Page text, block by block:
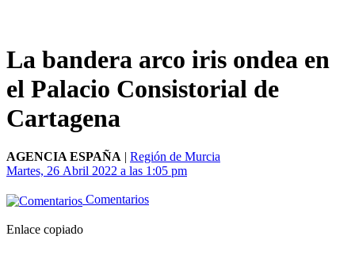
La bandera arco iris ondea en
el Palacio Consistorial de
Cartagena
AGENCIA ESPAÑA | Región de Murcia
Martes, 26 Abril 2022 a las 1:05 pm
Comentarios
Enlace copiado